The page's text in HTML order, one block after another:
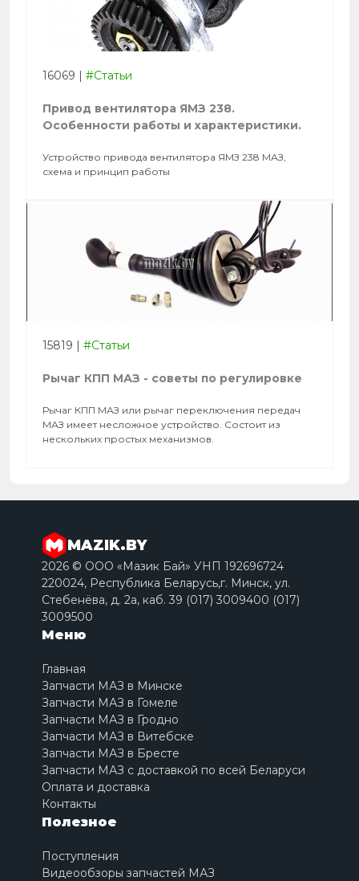
16069 | #Статьи
Привод вентилятора ЯМЗ 238.
Особенности работы и характеристики.
Устройство привода вентилятора ЯМЗ 238 МАЗ,
схема и принцип работы
15819 | #Статьи
Рычаг КПП МАЗ - советы по регулировке
Рычаг КПП МАЗ или рычаг переключения передач
МАЗ имеет несложное устройство. Состоит из
нескольких простых механизмов.
MAZIK.BY
2026 © ООО «Мазик Бай» УНП 192696724
220024, Республика Беларусь,г. Минск, ул.
Стебенёва, д. 2a, каб. 39 (017) 3009400 (017)
3009500
Меню
Главная
Запчасти МАЗ в Минске
Запчасти МАЗ в Гомеле
Запчасти МАЗ в Гродно
Запчасти МАЗ в Витебске
Запчасти МАЗ в Бресте
Запчасти МАЗ с доставкой по всей Беларуси
Оплата и доставка
Контакты
Полезное
Поступления
Видеообзоры запчастей МАЗ